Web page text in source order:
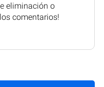
eliminación o
comentarios!